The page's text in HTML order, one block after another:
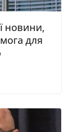
новини,
для